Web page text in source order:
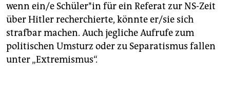
wenn ein/e Schü­le­r*in für ein Referat zur NS-Zeit
über Hitler recherchierte, könnte er/sie sich
strafbar machen. Auch jegliche Aufrufe zum
politischen Umsturz oder zu Separatismus fallen
unter „Extremismus“.